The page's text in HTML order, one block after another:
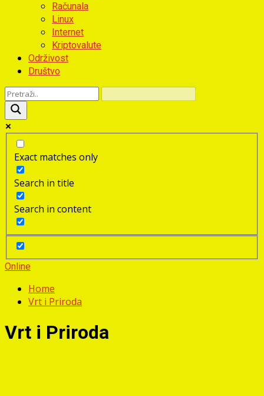
Računala
Linux
Internet
Kriptovalute
Održivost
Društvo
Exact matches only
Search in title
Search in content
Online
Home
Vrt i Priroda
Vrt i Priroda